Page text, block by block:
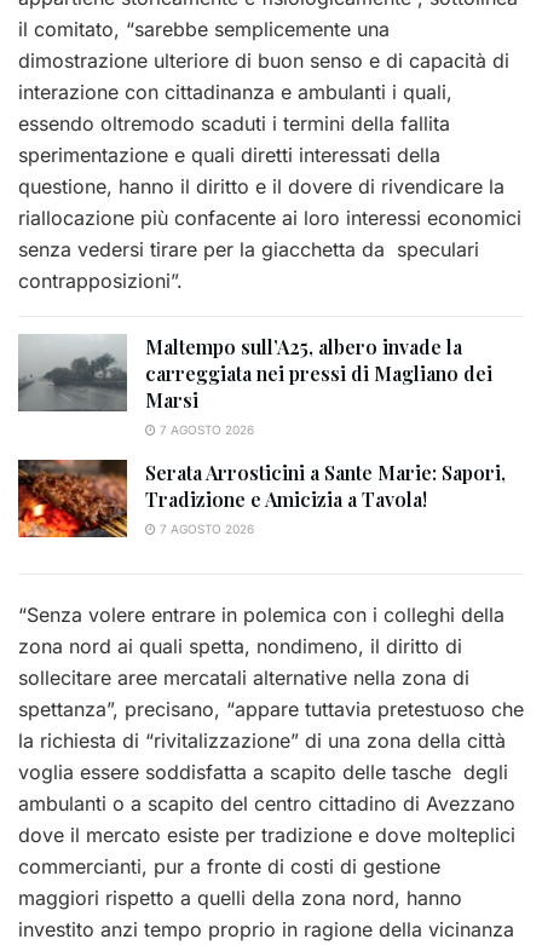
il comitato, “sarebbe semplicemente una
dimostrazione ulteriore di buon senso e di capacità di
interazione con cittadinanza e ambulanti i quali,
essendo oltremodo scaduti i termini della fallita
sperimentazione e quali diretti interessati della
questione, hanno il diritto e il dovere di rivendicare la
riallocazione più confacente ai loro interessi economici
senza vedersi tirare per la giacchetta da speculari
contrapposizioni”.
Maltempo sull’A25, albero invade la
carreggiata nei pressi di Magliano dei
Marsi
7 AGOSTO 2026
Serata Arrosticini a Sante Marie: Sapori,
Tradizione e Amicizia a Tavola!
7 AGOSTO 2026
“Senza volere entrare in polemica con i colleghi della
zona nord ai quali spetta, nondimeno, il diritto di
sollecitare aree mercatali alternative nella zona di
spettanza”, precisano, “appare tuttavia pretestuoso che
la richiesta di “rivitalizzazione” di una zona della città
voglia essere soddisfatta a scapito delle tasche degli
ambulanti o a scapito del centro cittadino di Avezzano
dove il mercato esiste per tradizione e dove molteplici
commercianti, pur a fronte di costi di gestione
maggiori rispetto a quelli della zona nord, hanno
investito anzi tempo proprio in ragione della vicinanza